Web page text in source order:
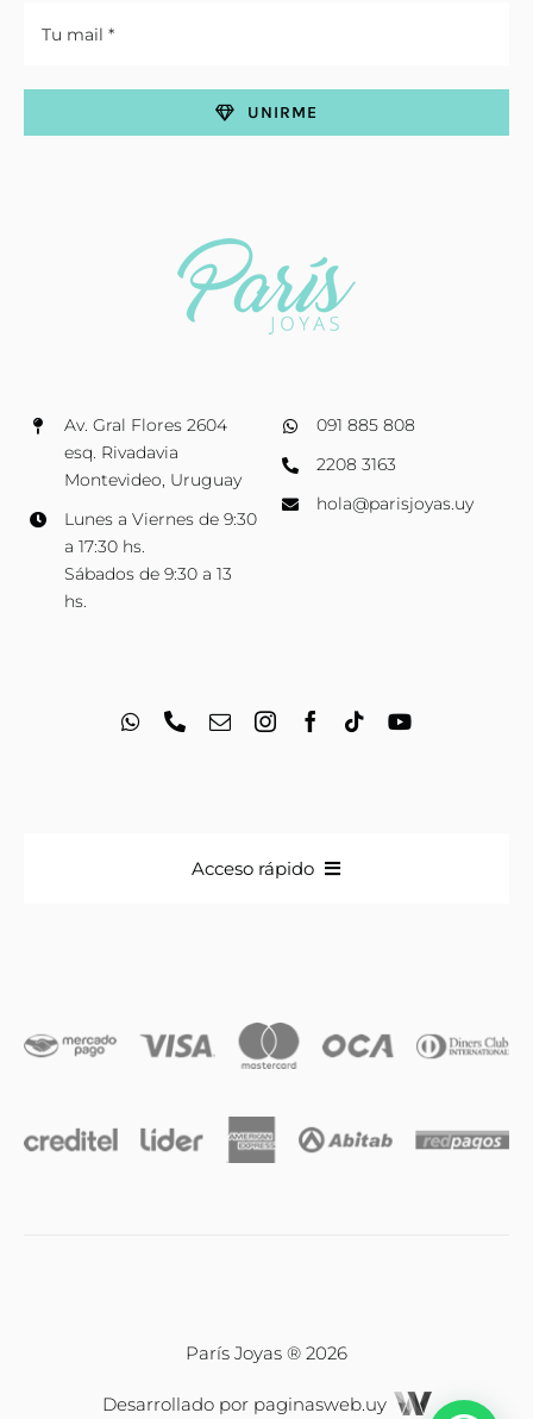
Av. Gral Flores 2604
esq. Rivadavia
Montevideo, Uruguay
Lunes a Viernes de 9:30
a 17:30 hs.
Sábados de 9:30 a 13
hs.
091 885 808
2208 3163
hola@parisjoyas.uy
UNIRME
Acceso rápido
Iniciales
Relojes
París Joyas ® 2026
Desarrollado por paginasweb.uy